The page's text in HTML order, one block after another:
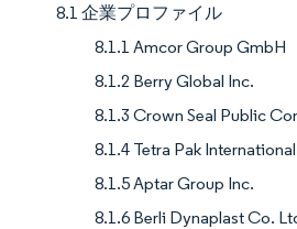
8.1 企業プロファイル
8.1.1 Amcor Group GmbH
8.1.2 Berry Global Inc.
8.1.3 Crown Seal Public
8.1.4 Tetra Pak International
8.1.5 Aptar Group Inc.
8.1.6 Berli Dynaplast Co.